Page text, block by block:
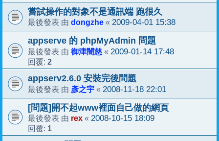
嘗試操作的對象不是通訊端 跑很久
最後發表 由 dongzhe « 2009-04-01 15:38
appserve 的 phpMyAdmin 問題
最後發表 由 御津闇慈 « 2009-01-14 17:48
回覆: 2
appserv2.6.0 安裝完後問題
最後發表 由 彥之宇 « 2008-11-18 22:01
[問題]開不起www裡面自己做的網頁
最後發表 由 rex « 2008-10-15 18:09
回覆: 1